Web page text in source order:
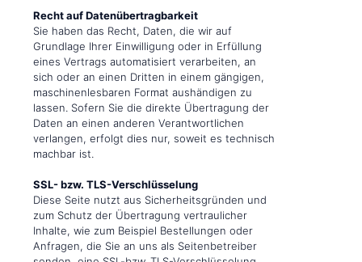
Recht auf Datenübertragbarkeit
Sie haben das Recht, Daten, die wir auf
Grundlage Ihrer Einwilligung oder in Erfüllung
eines Vertrags automatisiert verarbeiten, an
sich oder an einen Dritten in einem gängigen,
maschinenlesbaren Format aushändigen zu
lassen. Sofern Sie die direkte Übertragung der
Daten an einen anderen Verantwortlichen
verlangen, erfolgt dies nur, soweit es technisch
machbar ist.
SSL- bzw. TLS-Verschlüsselung
Diese Seite nutzt aus Sicherheitsgründen und
zum Schutz der Übertragung vertraulicher
Inhalte, wie zum Beispiel Bestellungen oder
Anfragen, die Sie an uns als Seitenbetreiber